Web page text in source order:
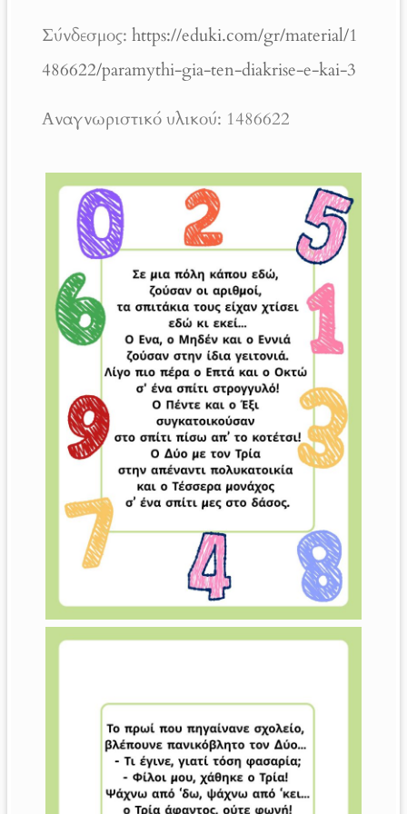
Σύνδεσμος: https://eduki.com/gr/material/1
486622/paramythi-gia-ten-diakrise-e-kai-3
Αναγνωριστικό υλικού: 1486622